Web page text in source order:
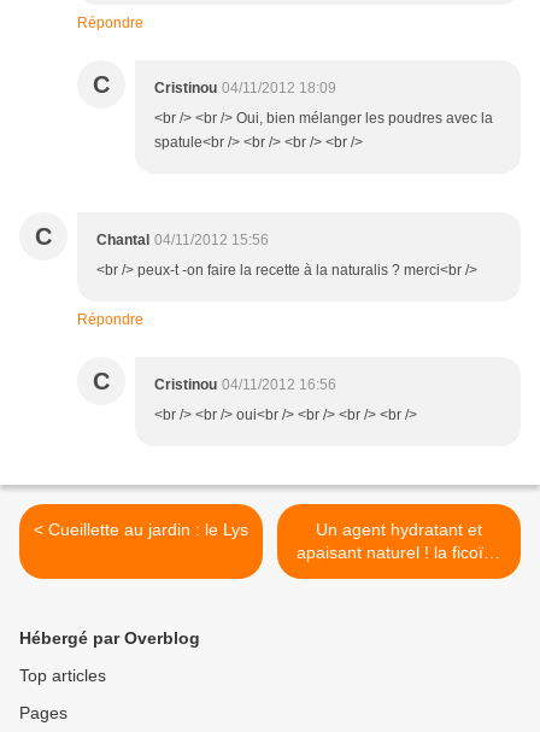
Répondre
C Cristinou 04/11/2012 18:09
<br /> <br /> Oui, bien mélanger les poudres avec la
spatule<br /> <br /> <br /> <br />
C Chantal 04/11/2012 15:56
<br /> peux-t -on faire la recette à la naturalis ? merci<br />
Répondre
C Cristinou 04/11/2012 16:56
<br /> <br /> oui<br /> <br /> <br /> <br />
< Cueillette au jardin : le Lys
Un agent hydratant et
apaisant naturel ! la ficoïde
glaciale >
Hébergé par Overblog
Top articles
Pages